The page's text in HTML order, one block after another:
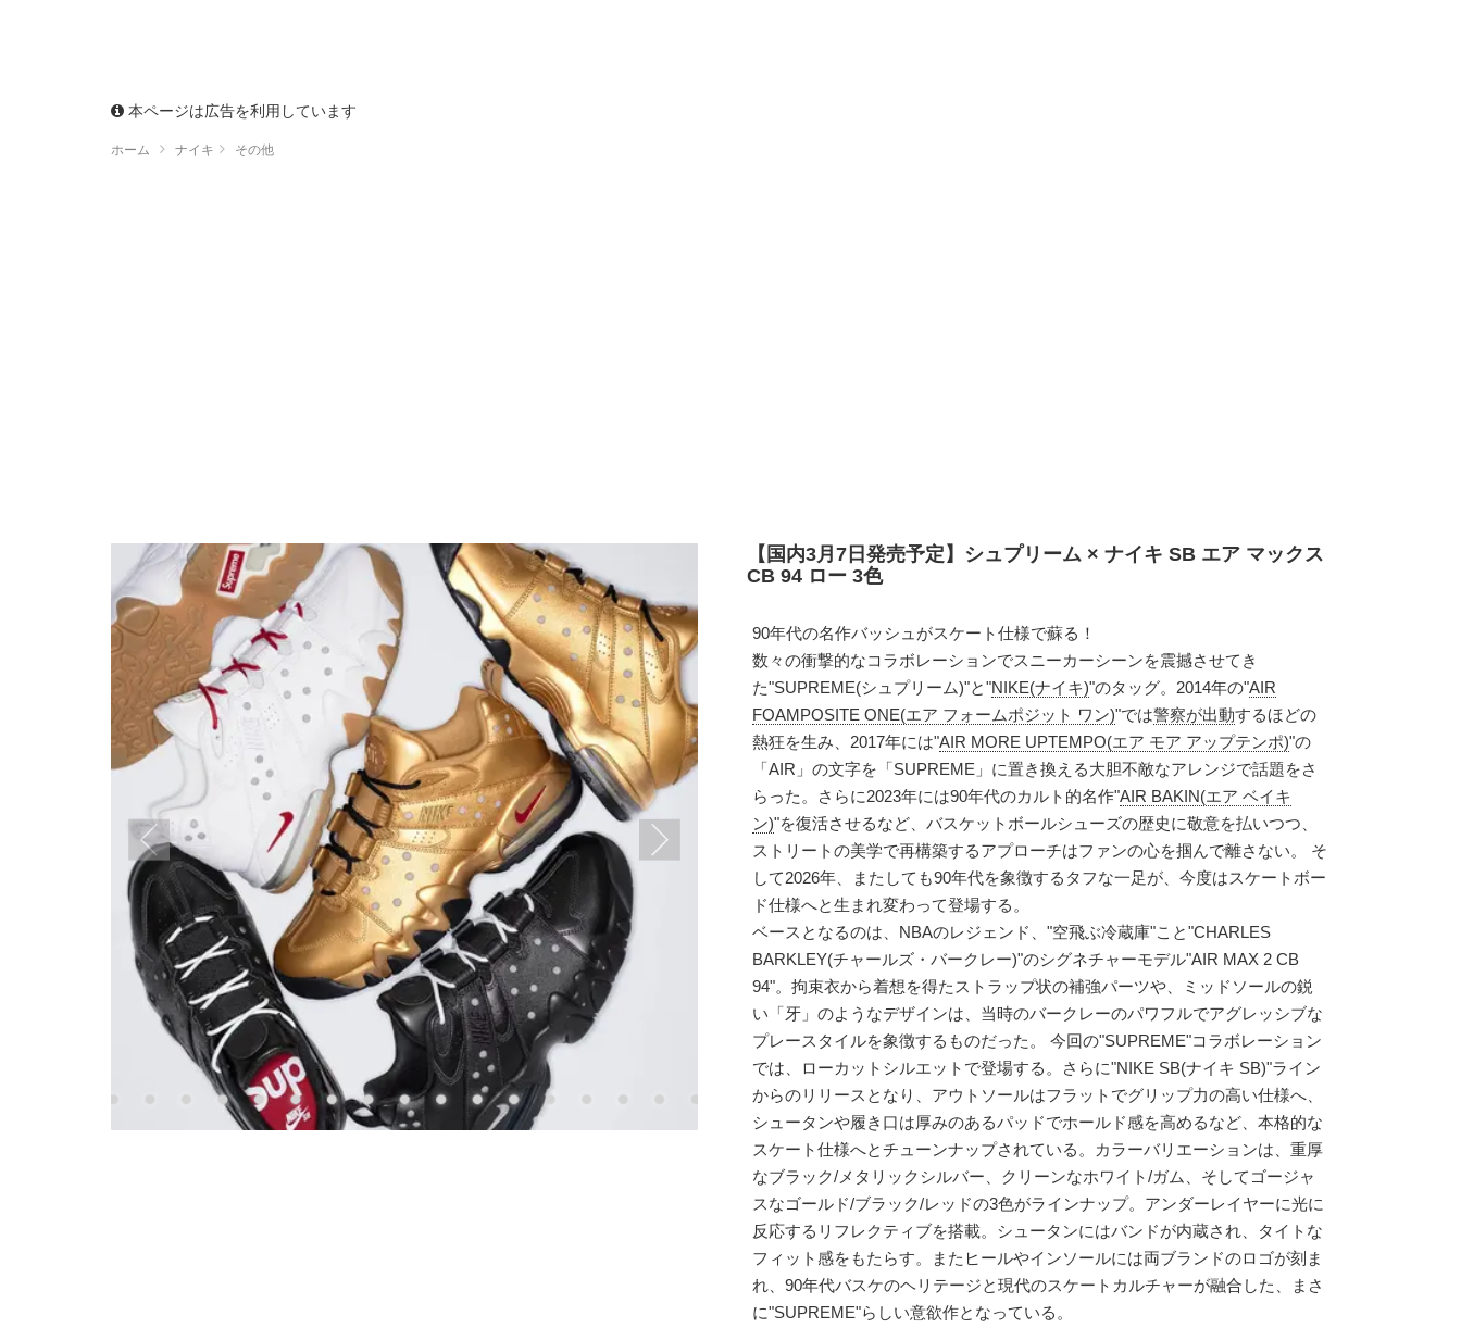
本ページは広告を利用しています
ホーム ナイキ その他
【国内3月7日発売予定】シュプリーム × ナイキ SB エア マックス
CB 94 ロー 3色
90年代の名作バッシュがスケート仕様で蘇る！
数々の衝撃的なコラボレーションでスニーカーシーンを震撼させてき
た"SUPREME(シュプリーム)"と"NIKE(ナイキ)"のタッグ。2014年の"AIR
FOAMPOSITE ONE(エア フォームポジット ワン)"では警察が出動するほどの
熱狂を生み、2017年には"AIR MORE UPTEMPO(エア モア アップテンポ)"の
「AIR」の文字を「SUPREME」に置き換える大胆不敵なアレンジで話題をさ
らった。さらに2023年には90年代のカルト的名作"AIR BAKIN(エア ベイキ
ン)"を復活させるなど、バスケットボールシューズの歴史に敬意を払いつつ、
ストリートの美学で再構築するアプローチはファンの心を掴んで離さない。 そ
して2026年、またしても90年代を象徴するタフな一足が、今度はスケートボー
ド仕様へと生まれ変わって登場する。
ベースとなるのは、NBAのレジェンド、"空飛ぶ冷蔵庫"こと"CHARLES
BARKLEY(チャールズ・バークレー)"のシグネチャーモデル"AIR MAX 2 CB
94"。拘束衣から着想を得たストラップ状の補強パーツや、ミッドソールの鋭
い「牙」のようなデザインは、当時のバークレーのパワフルでアグレッシブな
プレースタイルを象徴するものだった。 今回の"SUPREME"コラボレーション
では、ローカットシルエットで登場する。さらに"NIKE SB(ナイキ SB)"ライン
からのリリースとなり、アウトソールはフラットでグリップ力の高い仕様へ、
シュータンや履き口は厚みのあるパッドでホールド感を高めるなど、本格的な
スケート仕様へとチューンナップされている。カラーバリエーションは、重厚
なブラック/メタリックシルバー、クリーンなホワイト/ガム、そしてゴージャ
スなゴールド/ブラック/レッドの3色がラインナップ。アンダーレイヤーに光に
反応するリフレクティブを搭載。シュータンにはバンドが内蔵され、タイトな
フィット感をもたらす。またヒールやインソールには両ブランドのロゴが刻ま
れ、90年代バスケのヘリテージと現代のスケートカルチャーが融合した、まさ
に"SUPREME"らしい意欲作となっている。